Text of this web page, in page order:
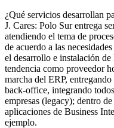
¿Qué servicios desarrollan
J. Cares: Polo Sur entrega
atendiendo el tema de
de acuerdo a las
el desarrollo e instalación
tendencia como proveedor
marcha del ERP,
back-office, integrando
empresas (legacy); dentro
aplicaciones de Business
ejemplo.